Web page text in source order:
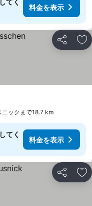
てく
料金を表示
シェア お
ックまで18.7 km
てく
料金を表示
シェア お